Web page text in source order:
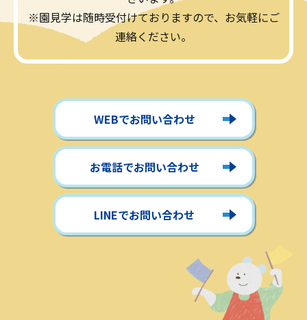
※園見学は随時受付けておりますので、お気軽にご
連絡ください。
WEBでお問い合わせ
お電話でお問い合わせ
LINEでお問い合わせ